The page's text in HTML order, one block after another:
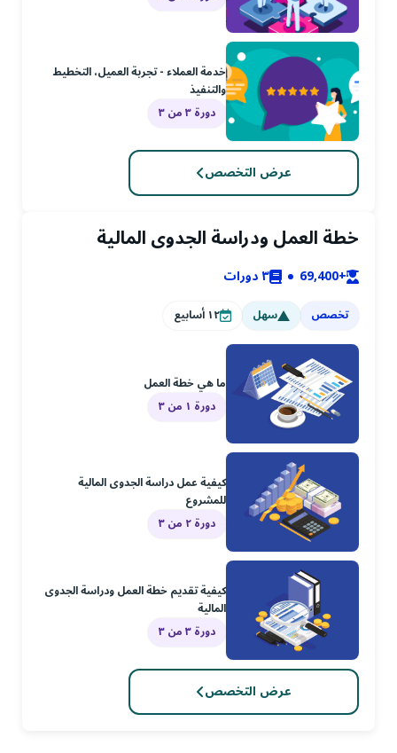
خدمة العملاء - تجربة العميل، التخطيط
والتنفيذ
دورة ٣ من ٣
عرض التخصص
خطة العمل ودراسة الجدوى المالية
+69,400 ٣دورات
تخصص سهل ١٢ أسابيع
ما هي خطة العمل
دورة ١ من ٣
كيفية عمل دراسة الجدوى المالية
للمشروع
دورة ٢ من ٣
كيفية تقديم خطة العمل ودراسة الجدوى
المالية
دورة ٣ من ٣
عرض التخصص